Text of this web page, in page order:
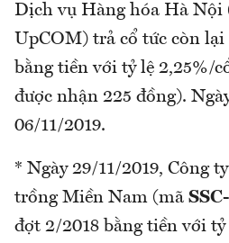
Dịch vụ Hàng hóa Hà Nội
UpCOM) trả cổ tức còn lại
bằng tiền với tỷ lệ 2,25%/
được nhận 225 đồng).
06/11/2019.
* Ngày 29/11/2019, Công
trồng Miền Nam (mã SSC
đợt 2/2018 bằng tiền với